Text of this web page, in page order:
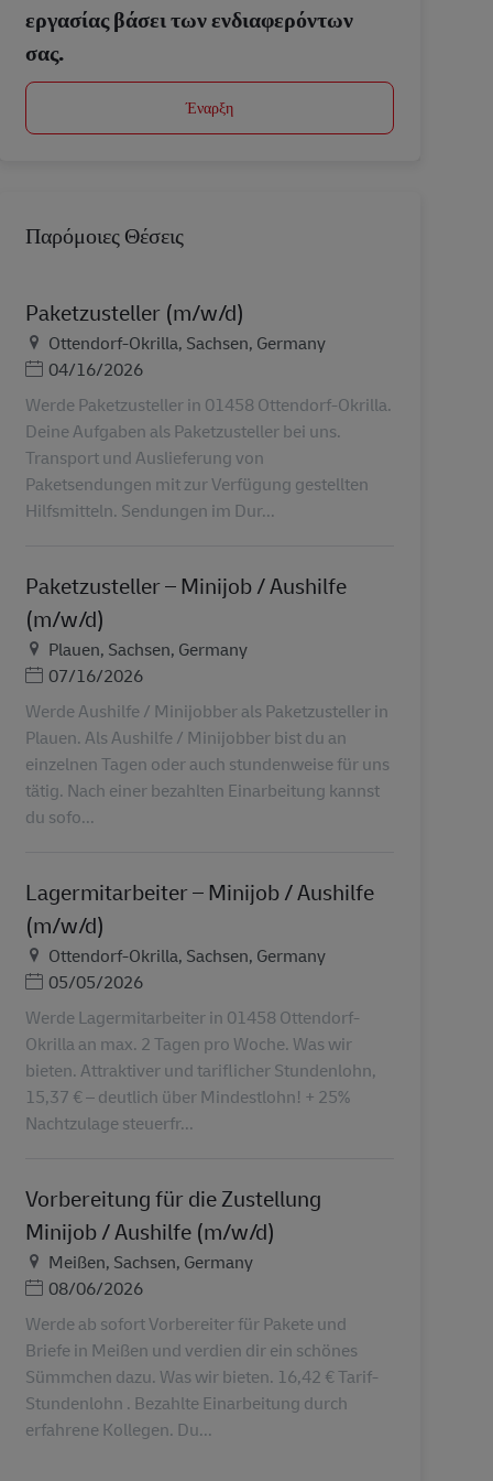
εργασίας βάσει των ενδιαφερόντων
σας.
Έναρξη
Παρόμοιες Θέσεις
Paketzusteller (m/w/d)
Τοποθεσία
Ottendorf-Okrilla, Sachsen, Germany
Ημερομηνία Ανάρτησης
04/16/2026
Werde Paketzusteller in 01458 Ottendorf-Okrilla.
Deine Aufgaben als Paketzusteller bei uns.
Transport und Auslieferung von
Paketsendungen mit zur Verfügung gestellten
Hilfsmitteln. Sendungen im Dur...
Paketzusteller – Minijob / Aushilfe
(m/w/d)
Τοποθεσία
Plauen, Sachsen, Germany
Ημερομηνία Ανάρτησης
07/16/2026
Werde Aushilfe / Minijobber als Paketzusteller in
Plauen. Als Aushilfe / Minijobber bist du an
einzelnen Tagen oder auch stundenweise für uns
tätig. Nach einer bezahlten Einarbeitung kannst
du sofo...
Lagermitarbeiter – Minijob / Aushilfe
(m/w/d)
Τοποθεσία
Ottendorf-Okrilla, Sachsen, Germany
Ημερομηνία Ανάρτησης
05/05/2026
Werde Lagermitarbeiter in 01458 Ottendorf-
Okrilla an max. 2 Tagen pro Woche. Was wir
bieten. Attraktiver und tariflicher Stundenlohn,
15,37 € – deutlich über Mindestlohn! + 25%
Nachtzulage steuerfr...
Vorbereitung für die Zustellung
Minijob / Aushilfe (m/w/d)
Τοποθεσία
Meißen, Sachsen, Germany
Ημερομηνία Ανάρτησης
08/06/2026
Werde ab sofort Vorbereiter für Pakete und
Briefe in Meißen und verdien dir ein schönes
Sümmchen dazu. Was wir bieten. 16,42 € Tarif-
Stundenlohn . Bezahlte Einarbeitung durch
erfahrene Kollegen. Du...